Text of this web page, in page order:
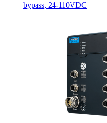
bypass, 24-110VDC